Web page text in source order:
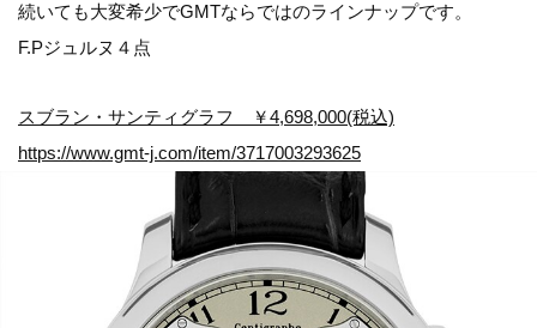
続いても大変希少でGMTならではのラインナップです。
F.Pジュルヌ４点
スブラン・サンティグラフ ￥4,698,000(税込)
https://www.gmt-j.com/item/3717003293625